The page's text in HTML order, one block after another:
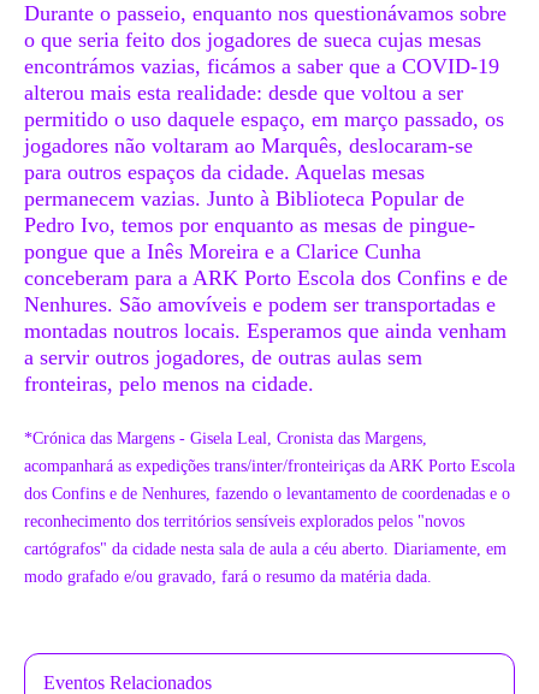
Durante o passeio, enquanto nos questionávamos sobre
o que seria feito dos jogadores de sueca cujas mesas
encontrámos vazias, ficámos a saber que a COVID-19
alterou mais esta realidade: desde que voltou a ser
permitido o uso daquele espaço, em março passado, os
jogadores não voltaram ao Marquês, deslocaram-se
para outros espaços da cidade. Aquelas mesas
permanecem vazias. Junto à Biblioteca Popular de
Pedro Ivo, temos por enquanto as mesas de pingue-
pongue que a Inês Moreira e a Clarice Cunha
conceberam para a ARK Porto Escola dos Confins e de
Nenhures. São amovíveis e podem ser transportadas e
montadas noutros locais. Esperamos que ainda venham
a servir outros jogadores, de outras aulas sem
fronteiras, pelo menos na cidade.
*Crónica das Margens - Gisela Leal, Cronista das Margens,
acompanhará as expedições trans/inter/fronteiriças da ARK Porto Escola
dos Confins e de Nenhures, fazendo o levantamento de coordenadas e o
reconhecimento dos territórios sensíveis explorados pelos "novos
cartógrafos" da cidade nesta sala de aula a céu aberto. Diariamente, em
modo grafado e/ou gravado, fará o resumo da matéria dada.
Eventos Relacionados